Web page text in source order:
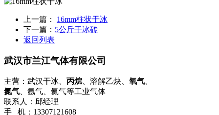
上一篇： 16mm柱状干冰
下一篇： 5公斤干冰砖
返回列表
武汉市兰江气体有限公司
主营：武汉干冰、 丙烷、溶解乙炔、 氧气
氮气 、氩气、氦气等工业气体
联系人：邱经理
手 机：13307121608